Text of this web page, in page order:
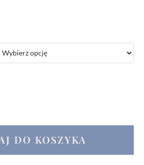
DO KOSZYKA